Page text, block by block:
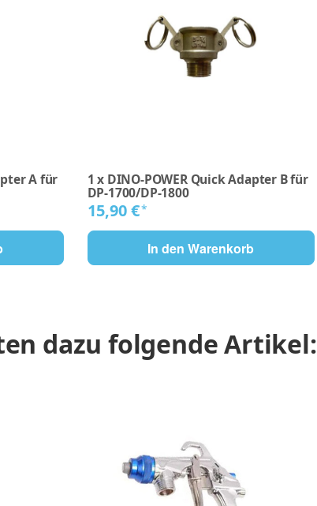
A für 1 x DINO-POWER Quick Adapter B für
DP-1700/DP-1800
15,90 €*
In den Warenkorb
dazu folgende Artikel: